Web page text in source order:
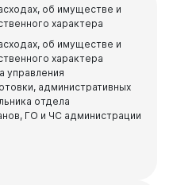
об имуществе и
характера
об имуществе и
характера
управления
административных
отдела
ГО и ЧС администрации